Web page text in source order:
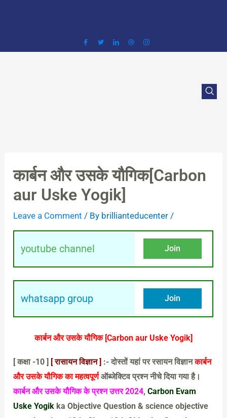
कार्बन और उसके यौगिक[Carbon
aur Uske Yogik]
Leave a Comment / By brillianteducenter /
youtube channel Join
whatsapp group Join
कार्बन और उसके यौगिक [Carbon aur Uske Yogik]
[ कक्षा -10 ] [ रासायन विज्ञान ] :- दोस्तों यहां पर रसायन विज्ञानकार्बन
और उसके यौगिकका महत्वपूर्णऑब्जेक्टिव प्रश्न नीचे दिया गया है।
कार्बन और उसके यौगिकके प्रश्न उत्तर 2024, Carbon Evam
Uske Yogik ka Objective Question & science objective